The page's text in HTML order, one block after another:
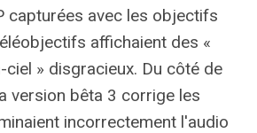
capturées avec les objectifs
affichaient des «
» disgracieux. Du côté de
version bêta 3 corrige les
incorrectement l'audio